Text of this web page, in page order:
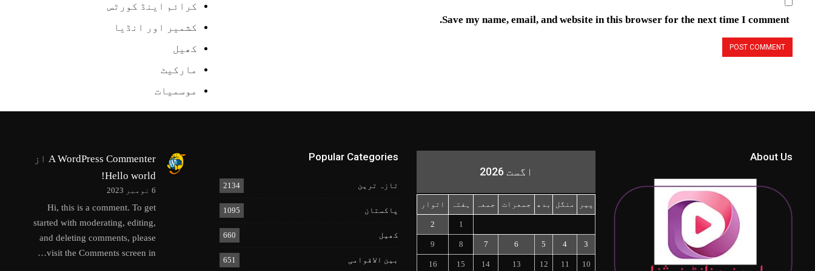
Save my name, email, and website in this browser for the next time I comment.
کرائم اینڈ کورٹس
کشمیر اور انڈیا
کھیل
مارکیٹ
موسمیات
About Us
اگست 2026
پیر منگل بدھ جمعرات جمعہ ہفتہ اتوار
1
2
3
4
5
6
7
8
9
10
11
12
13
14
15
16
Popular Categories
تازہ ترین 2134
پاکستان 1095
کھیل 660
بین الاقوامی 651
A WordPress Commenter از
Hello world!
6 نومبر 2023
Hi, this is a comment. To get
started with moderating, editing,
and deleting comments, please
visit the Comments screen in…